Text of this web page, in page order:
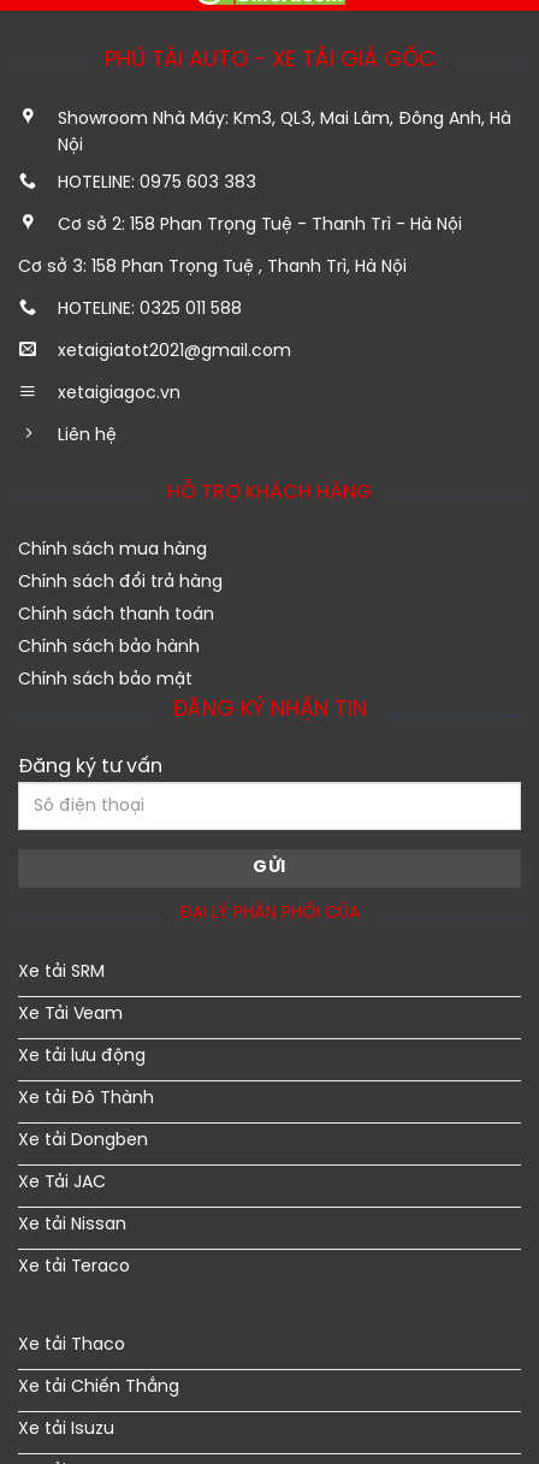
PHÚ TÀI AUTO - XE TẢI GIÁ GỐC
Showroom Nhà Máy: Km3, QL3, Mai Lâm, Đông Anh, Hà
Nội
HOTELINE: 0975 603 383
Cơ sở 2: 158 Phan Trọng Tuệ - Thanh Trì - Hà Nội
Cơ sở 3: 158 Phan Trọng Tuệ , Thanh Trì, Hà Nội
HOTELINE: 0325 011 588
xetaigiatot2021@gmail.com
xetaigiagoc.vn
Liên hệ
HỖ TRỢ KHÁCH HÀNG
Chính sách mua hàng
Chính sách đổi trả hàng
Chính sách thanh toán
Chính sách bảo hành
Chính sách bảo mật
ĐĂNG KÝ NHẬN TIN
Đăng ký tư vấn
ĐẠI LÝ PHÂN PHỐI CỦA
Xe tải SRM
Xe Tải Veam
Xe tải lưu động
Xe tải Đô Thành
Xe tải Dongben
Xe Tải JAC
Xe tải Nissan
Xe tải Teraco
Xe tải Thaco
Xe tải Chiến Thắng
Xe tải Isuzu